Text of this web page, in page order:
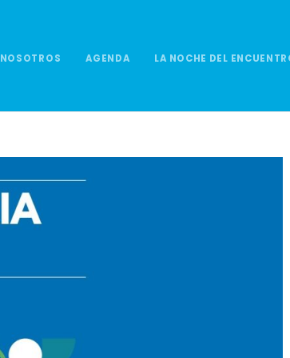
NOSOTROS AGENDA LA NOCHE DEL